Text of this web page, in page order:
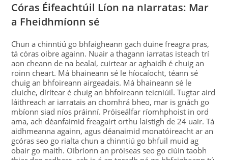
Córas Éifeachtúil Líon na nIarratas: Mar
a Fheidhmíonn sé
Chun a chinntiú go bhfaigheann gach duine freagra pras,
tá córas oibre againn. Nuair a thagann iarratas isteach trí
aon cheann de na bealaí, cuirtear ar aghaidh é chuig an
roinn cheart. Má bhaineann sé le híocaíocht, téann sé
chuig an bhfoireann airgeadais. Má bhaineann sé le
cluiche, dírítear é chuig an bhfoireann teicniúil. Tugtar aird
láithreach ar iarratais an chomhrá bheo, mar is gnách go
mbíonn siad níos práinní. Próiseálfar ríomhphoist in ord
ama, ach déanfaimid freagairt orthu laistigh de 24 uair. Tá
aidhmeanna againn, agus déanaimid monatóireacht ar an
gcóras seo go rialta chun a chinntiú go bhfuil muid ag
obair go maith. Oibríonn an próiseas seo go ciúin taobh